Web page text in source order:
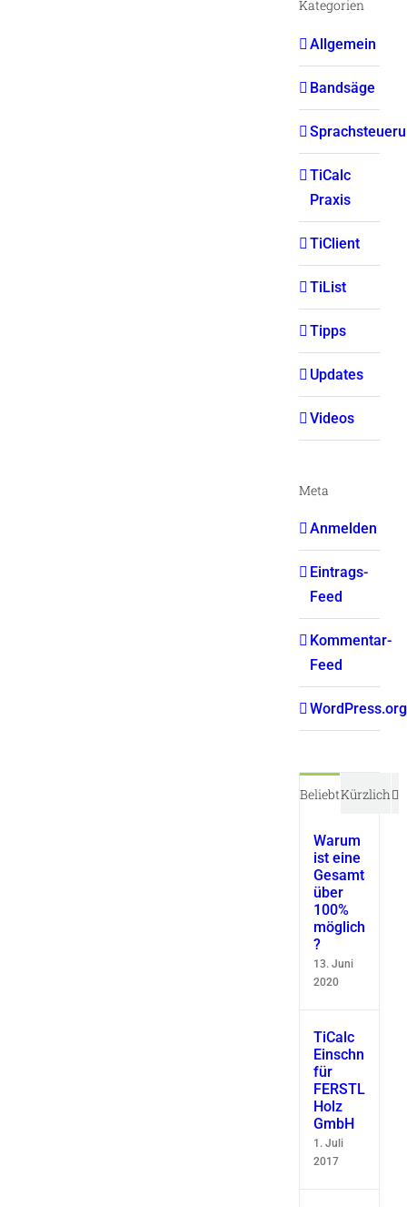
Kategorien
Allgemein
Bandsäge
TiCalc
Praxis
TiClient
TiList
Tipps
Updates
Videos
Meta
Anmelden
Eintrags-
Feed
Kommentar-
Feed
WordPress.org
BeliebtKürzlich
Warum
ist eine
über
100%
möglich
?
13. Juni
2020
TiCalc
für
FERSTL
Holz
GmbH
1. Juli
2017